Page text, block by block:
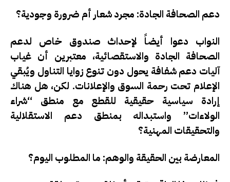
دعم الصحافة الجادة: مجرد شعار أم ضرورة وجودية؟
النواب دعوا أيضاً لإحداث صندوق خاص لدعم
الصحافة الجادة والاستقصائية، معتبرين أن غياب
آليات دعم شفافة يحول دون تنوع زوايا التناول ويُبقي
الإعلام تحت رحمة السوق والإعلانات. لكن، هل هناك
إرادة سياسية حقيقية للقطع مع منطق “شراء
الولاءات” واستبداله بمنطق دعم الاستقلالية
والتحقيقات المهنية؟
المعارضة بين الحقيقة والوهم: ما المطلوب اليوم؟